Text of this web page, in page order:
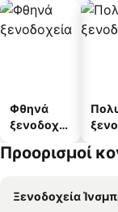
Φθηνά
ξενοδοχεί
Προορισμοί
Ξενοδοχεία